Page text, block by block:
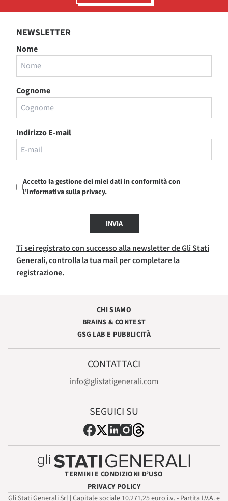
NEWSLETTER
Nome
Cognome
Indirizzo E-mail
Accetto la gestione dei miei dati in conformità con
l'informativa sulla privacy.
INVIA
Ti sei registrato con successo alla newsletter de Gli Stati
Generali, controlla la tua mail per completare la
registrazione.
CHI SIAMO
BRAINS & CONTEST
GSG LAB E PUBBLICITÀ
CONTATTACI
info@glistatigenerali.com
SEGUICI SU
TERMINI E CONDIZIONI D’USO
PRIVACY POLICY
Gli Stati Generali Srl | Capitale sociale 10.271,25 euro i.v. - Partita I.V.A. e